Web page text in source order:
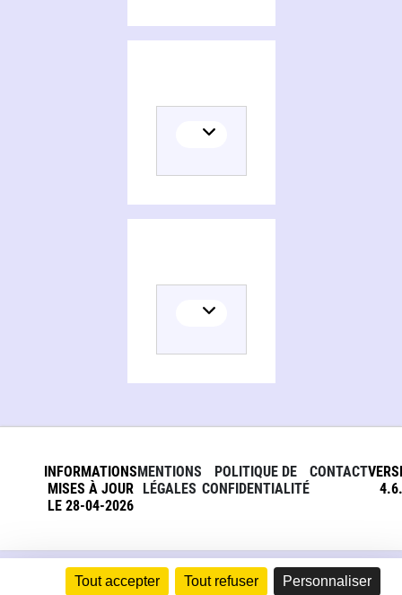
Tout accepter Tout refuser Personnaliser
INFORMATIONS
MISES À JOUR
LE 28-04-2026
MENTIONS
LÉGALES
POLITIQUE DE
CONFIDENTIALITÉ
CONTACT